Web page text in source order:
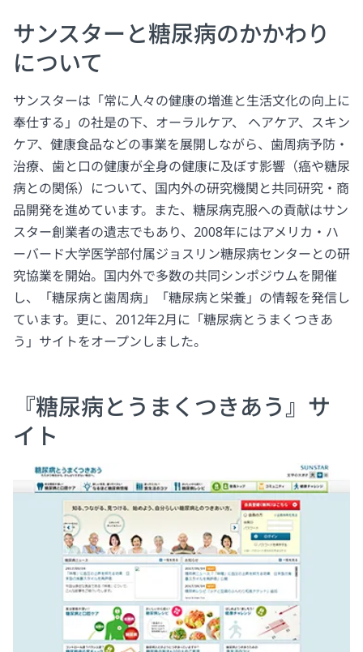
サンスターと糖尿病のかかわり
について
サンスターは「常に人々の健康の増進と生活文化の向上に
奉仕する」の社是の下、オーラルケア、 ヘアケア、スキン
ケア、健康食品などの事業を展開しながら、歯周病予防・
治療、歯と口の健康が全身の健康に及ぼす影響（癌や糖尿
病との関係）について、国内外の研究機関と共同研究・商
品開発を進めています。また、糖尿病克服への貢献はサン
スター創業者の遺志でもあり、2008年にはアメリカ・ハ
ーバード大学医学部付属ジョスリン糖尿病センターとの研
究協業を開始。国内外で多数の共同シンポジウムを開催
し、「糖尿病と歯周病」「糖尿病と栄養」の情報を発信し
ています。更に、2012年2月に「糖尿病とうまくつきあ
う」サイトをオープンしました。
『糖尿病とうまくつきあう』サ
イト